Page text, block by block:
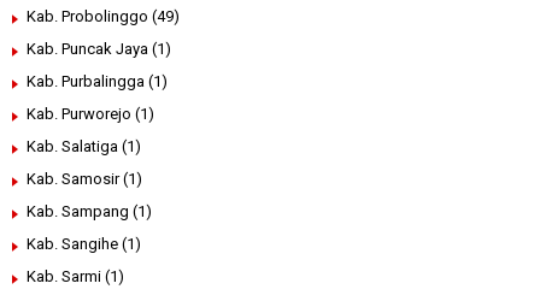
Kab. Probolinggo (49)
Kab. Puncak Jaya (1)
Kab. Purbalingga (1)
Kab. Purworejo (1)
Kab. Salatiga (1)
Kab. Samosir (1)
Kab. Sampang (1)
Kab. Sangihe (1)
Kab. Sarmi (1)